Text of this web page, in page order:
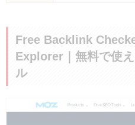
Free Backlink
Explorer｜無料で使
ル